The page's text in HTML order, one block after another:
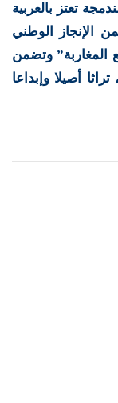
تعتز بالعربية
الإنجاز الوطني
المغاربة” وتضمن
أصيلا وإبداعا